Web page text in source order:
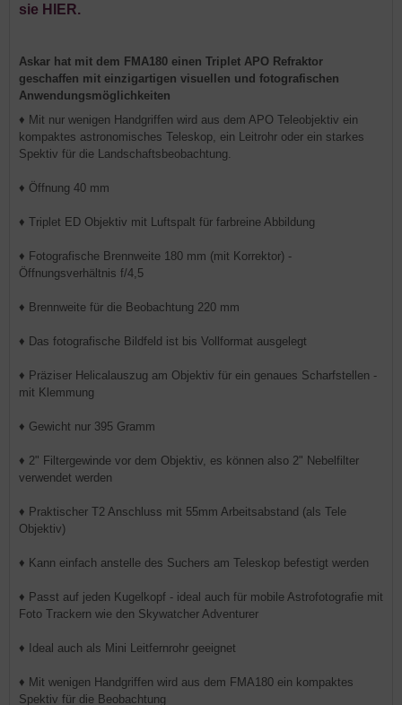
sie HIER.
Askar hat mit dem FMA180 einen Triplet APO Refraktor
geschaffen mit einzigartigen visuellen und fotografischen
Anwendungsmöglichkeiten
♦ Mit nur wenigen Handgriffen wird aus dem APO Teleobjektiv ein
kompaktes astronomisches Teleskop, ein Leitrohr oder ein starkes
Spektiv für die Landschaftsbeobachtung.
♦ Öffnung 40 mm
♦ Triplet ED Objektiv mit Luftspalt für farbreine Abbildung
♦ Fotografische Brennweite 180 mm (mit Korrektor) -
Öffnungsverhältnis f/4,5
♦ Brennweite für die Beobachtung 220 mm
♦ Das fotografische Bildfeld ist bis Vollformat ausgelegt
♦ Präziser Helicalauszug am Objektiv für ein genaues Scharfstellen -
mit Klemmung
♦ Gewicht nur 395 Gramm
♦ 2" Filtergewinde vor dem Objektiv, es können also 2" Nebelfilter
verwendet werden
♦ Praktischer T2 Anschluss mit 55mm Arbeitsabstand (als Tele
Objektiv)
♦ Kann einfach anstelle des Suchers am Teleskop befestigt werden
♦ Passt auf jeden Kugelkopf - ideal auch für mobile Astrofotografie mit
Foto Trackern wie den Skywatcher Adventurer
♦ Ideal auch als Mini Leitfernrohr geeignet
♦ Mit wenigen Handgriffen wird aus dem FMA180 ein kompaktes
Spektiv für die Beobachtung